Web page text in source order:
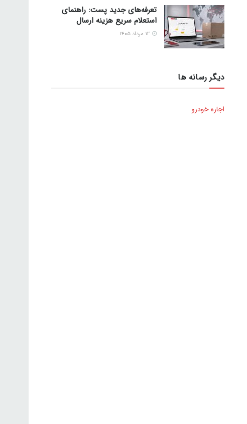
تعرفه‌های جدید پست: راهنمای
استعلام سریع هزینه ارسال
دیگر رسانه ها
اجاره خودرو